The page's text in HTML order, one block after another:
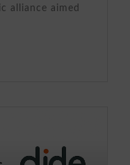
alliance aimed